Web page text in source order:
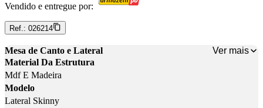
Vendido e entregue por:
Ref.: 026214
Mesa de Canto e Lateral
Ver mais
Material Da Estrutura
Mdf E Madeira
Modelo
Lateral Skinny